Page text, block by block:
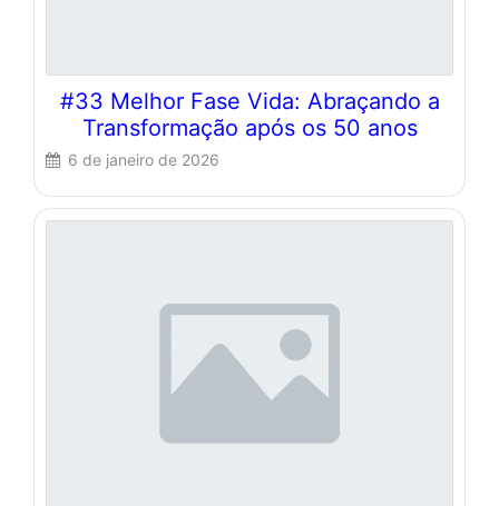
#33 Melhor Fase Vida: Abraçando a
Transformação após os 50 anos
6 de janeiro de 2026